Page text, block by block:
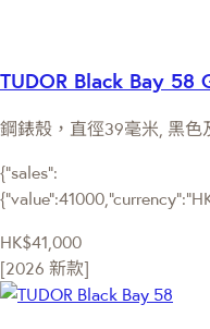
TUDOR Black Bay 58
鋼錶殼，直徑39毫米, 黑色
{"sales":
HK$41,000
[2026 新款]